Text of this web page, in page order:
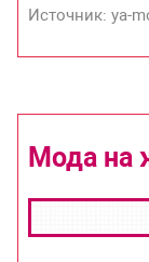
Источник: ya-
Мода на